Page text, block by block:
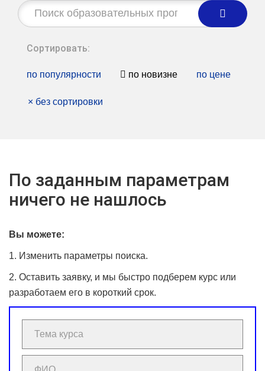
Строка
поиска:
Сортировать:
по популярности по новизне по цене
× без сортировки
По заданным параметрам
ничего не нашлось
Вы можете:
1. Изменить параметры поиска.
2. Оставить заявку, и мы быстро подберем курс или
разработаем его в короткий срок.